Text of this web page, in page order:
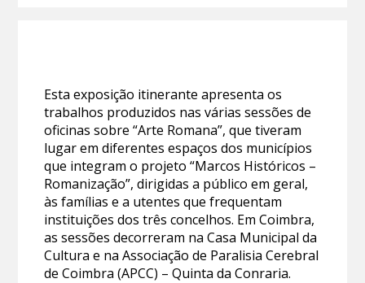
Esta exposição itinerante apresenta os
trabalhos produzidos nas várias sessões de
oficinas sobre “Arte Romana”, que tiveram
lugar em diferentes espaços dos municípios
que integram o projeto “Marcos Históricos –
Romanização”, dirigidas a público em geral,
às famílias e a utentes que frequentam
instituições dos três concelhos. Em Coimbra,
as sessões decorreram na Casa Municipal da
Cultura e na Associação de Paralisia Cerebral
de Coimbra (APCC) – Quinta da Conraria.